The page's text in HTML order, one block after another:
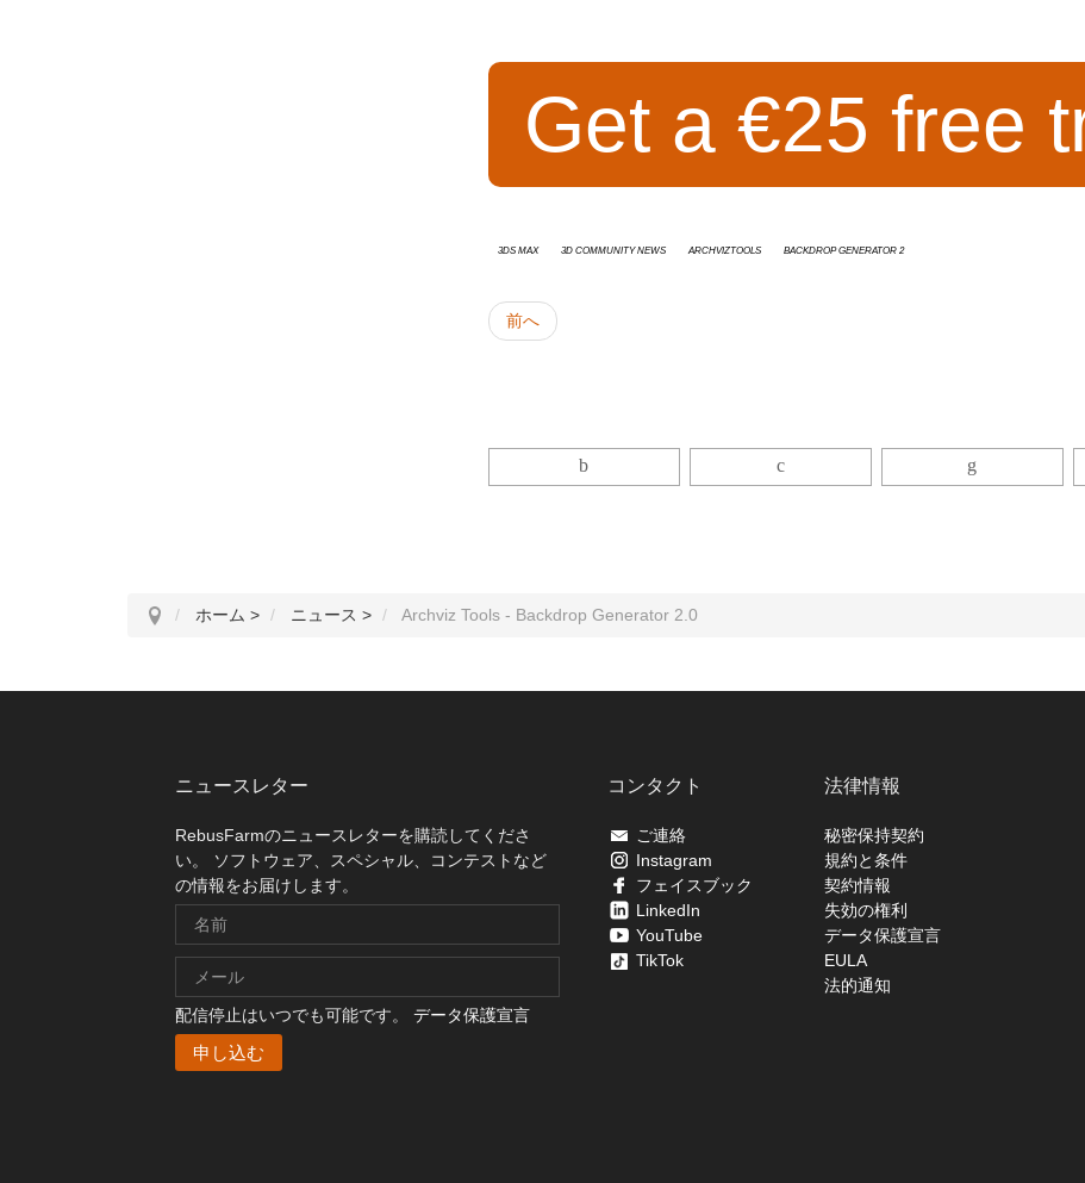
Get a €25 free
3ds Max 3D Community News ArchvizTools Backdrop Generator 2
前へ
ホーム > ニュース > Archviz Tools - Backdrop Generator 2.0
ニュースレター
RebusFarmのニュースレターを購読してくださ
い。 ソフトウェア、スペシャル、コンテストなど
の情報をお届けします。
配信停止はいつでも可能です。 データ保護宣言
コンタクト
ご連絡
Instagram
フェイスブック
LinkedIn
YouTube
TikTok
法律情報
秘密保持契約
規約と条件
契約情報
失効の権利
データ保護宣言
EULA
法的通知